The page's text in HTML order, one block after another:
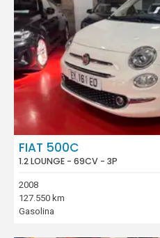
FIAT 500C
1.2 LOUNGE - 69CV - 3P
2008
127.550 km
Gasolina